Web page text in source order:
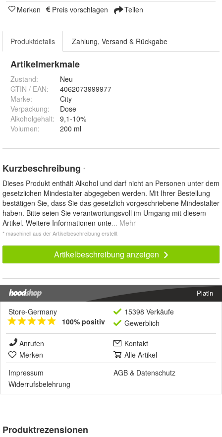
Merken Preis vorschlagen Teilen
Produktdetails Zahlung, Versand & Rückgabe
Artikelmerkmale
Zustand:
Neu
GTIN / EAN:
4062073999977
Marke:
City
Verpackung:
Dose
Alkoholgehalt: 9,1-10%
Volumen: 200 ml
Kurzbeschreibung *
Dieses Produkt enthält Alkohol und darf nicht an Personen unter dem
gesetzlichen Mindestalter abgegeben werden. Mit Ihrer Bestellung
bestätigen Sie, dass Sie das gesetzlich vorgeschriebene Mindestalter
haben. Bitte seien Sie verantwortungsvoll im Umgang mit diesem
Artikel. Weitere Informationen unte... Mehr
* maschinell aus der Artikelbeschreibung erstellt
Artikelbeschreibung anzeigen
Platin
Store-Germany
100% positiv
15398 Verkäufe
Gewerblich
Anrufen
Kontakt
Merken
Alle Artikel
Impressum
AGB & Datenschutz
Widerrufsbelehrung
Produktrezensionen